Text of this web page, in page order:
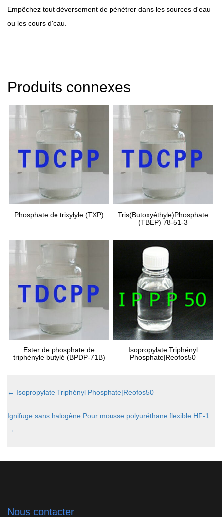
Empêchez tout déversement de pénétrer dans les sources d'eau
ou les cours d'eau.
Produits connexes
Phosphate de trixylyle (TXP)
Tris(Butoxyéthyle)Phosphate
(TBEP) 78-51-3
Ester de phosphate de
triphényle butylé (BPDP-71B)
Isopropylate Triphényl
Phosphate|Reofos50
← Isopropylate Triphényl Phosphate|Reofos50
Ignifuge sans halogène Pour mousse polyuréthane flexible HF-1
→
Nous contacter